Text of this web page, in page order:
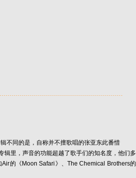
不同的是，自称并不擅歌唱的张亚东此番惜
里，声音的功能超越了歌手们的知名度，他们多
的《Moon Safari》、The Chemical Brothers的